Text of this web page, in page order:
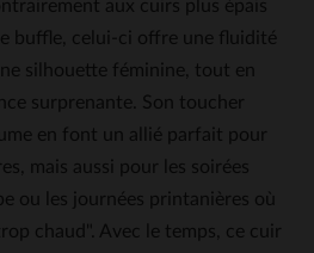
aux cuirs plus épais
buffle, celui-ci offre une fluidité
silhouette féminine, tout en
surprenante. Son toucher
en font un allié parfait pour
mais aussi pour les soirées
ou les journées printanières où
chaud". Avec le temps, ce cuir